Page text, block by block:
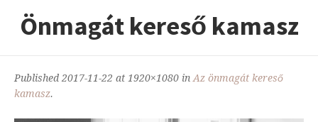
Önmagát kereső kamasz
Published 2017-11-22 at 1920×1080 in Az önmagát kereső
kamasz.